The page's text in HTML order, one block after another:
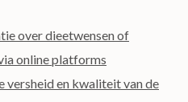
over dieetwensen of
online platforms
versheid en kwaliteit van de